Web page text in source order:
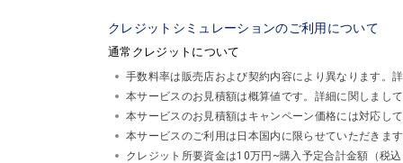
クレジットシミュレーションのご利用について
通常クレジットについて
手数料率は販売店および契約内容により異なります。
本サービスのお見積額は概算値です。詳細に関しまし
本サービスのお見積額はキャンペーン価格には対応し
本サービスのご利用は日本国内に限らせていただきま
クレジット所要資金は10万円~購入予定合計金額（税